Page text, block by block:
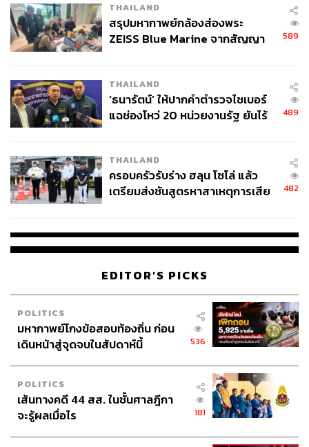
THAILAND
สรุปมหากาพย์กล้องส่องพระ
ZEISS Blue Marine จากสัญญา
จ่ายหนี้-แอบระบุแบรนด์
589
THAILAND
‘ธนารัตน์’ ให้ปากคำตำรวจไซเบอร์
แฉช่องโหว่ 20 หน่วยงานรัฐ ยันไร้
489
THAILAND
ครอบครัวรับร่าง ฮลุน โซโล่ แล้ว
เตรียมส่งชันสูตรหาสาเหตุการเสีย
482
EDITOR'S PICKS
POLITICS
มหากาพย์โกงข้อสอบท้องถิ่น ก่อน
เดินหน้าสู่จุดจบในสัปดาห์นี้
536
POLITICS
เส้นทางคดี 44 สส. ในชั้นศาลฎีกา
จะรู้ผลเมื่อไร
181